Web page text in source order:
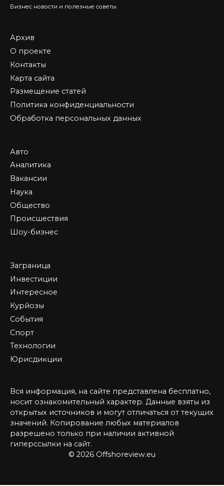
Бизнес новости и полезные советы
Архив
О проекте
Контакты
Карта сайта
Размещение статей
Политика конфиденциальности
Обработка персональных данных
Авто
Аналитика
Вакансии
Наука
Общество
Происшествия
Шоу-бизнес
Заграница
Инвестиции
Интересное
Курйозы
События
Спорт
Технологии
Юрисдикции
Вся информация, на сайте представлена бесплатно,
носит ознакомительный характер. Данные взяты из
открытых источников и могут отличаться от текущих
значений. Копирование любых материалов
разрешено только при наличии активной
гиперссылки на сайт.
© 2026 Offshoreview.eu